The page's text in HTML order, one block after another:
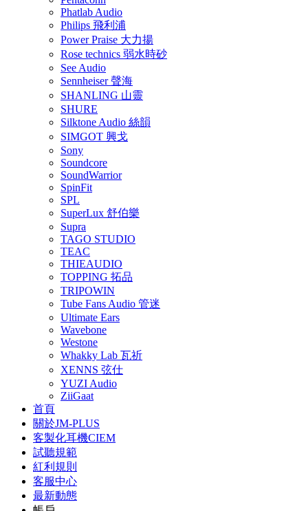
Phatlab Audio
Philips 飛利浦
Power Praise 大力揚
Rose technics 弱水時砂
See Audio
Sennheiser 聲海
SHANLING 山靈
SHURE
Silktone Audio 絲韻
SIMGOT 興戈
Sony
Soundcore
SoundWarrior
SpinFit
SPL
SuperLux 舒伯樂
Supra
TAGO STUDIO
TEAC
THIEAUDIO
TOPPING 拓品
TRIPOWIN
Tube Fans Audio 管迷
Ultimate Ears
Wavebone
Westone
Whakky Lab 瓦祈
XENNS 弦仕
YUZI Audio
ZiiGaat
首頁
關於JM-PLUS
客製化耳機CIEM
試聽規範
紅利規則
客服中心
最新動態